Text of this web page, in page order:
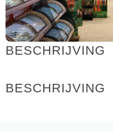
BESCHRIJVING
BESCHRIJVING